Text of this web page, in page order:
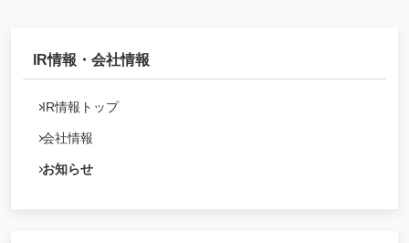
IR情報・会社情報
IR情報トップ
会社情報
お知らせ